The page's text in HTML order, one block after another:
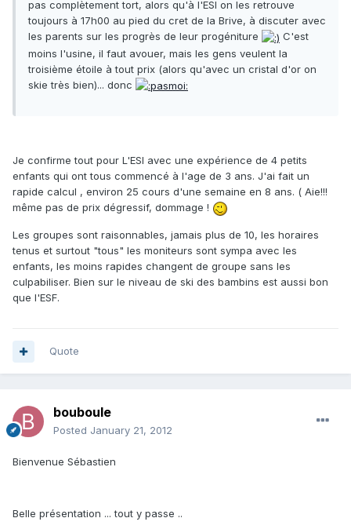
pas complètement tort, alors qu'à l'ESI on les retrouve
toujours à 17h00 au pied du cret de la Brive, à discuter avec
les parents sur les progrès de leur progéniture
C'est
moins l'usine, il faut avouer, mais les gens veulent la
troisième étoile à tout prix (alors qu'avec un cristal d'or on
skie très bien)... donc
Je confirme tout pour L'ESI avec une expérience de 4 petits
enfants qui ont tous commencé à l'age de 3 ans. J'ai fait un
rapide calcul , environ 25 cours d'une semaine en 8 ans. ( Aie!!!
même pas de prix dégressif, dommage !
Les groupes sont raisonnables, jamais plus de 10, les horaires
tenus et surtout "tous" les moniteurs sont sympa avec les
enfants, les moins rapides changent de groupe sans les
culpabiliser. Bien sur le niveau de ski des bambins est aussi bon
que l'ESF.
Quote
bouboule
Posted January 21, 2012
Bienvenue Sébastien
Belle présentation ... tout y passe ..